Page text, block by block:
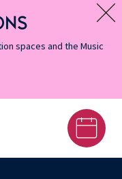
spaces and the Music